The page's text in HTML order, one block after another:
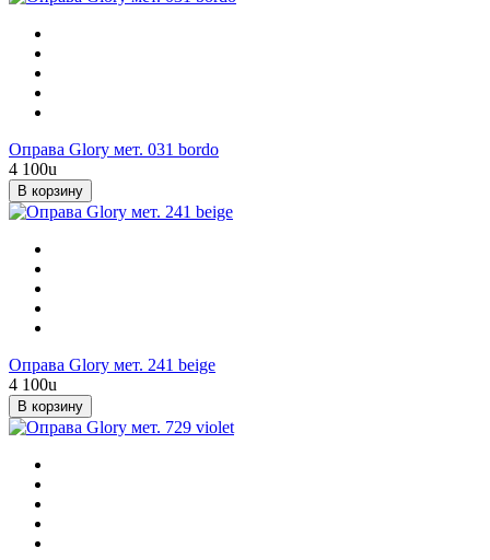
Оправа Glory мет. 031 bordo
4 100u
В корзину
Оправа Glory мет. 241 beige
4 100u
В корзину